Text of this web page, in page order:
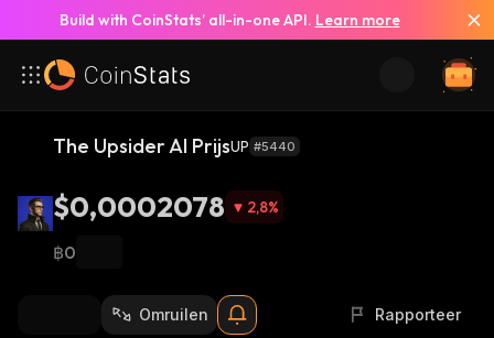
Build with CoinStats’ all-in-one API. Learn more
The Upsider AI PrijsUP #5440
$0,0002078 2,8%
฿0
Omruilen Rapporteer